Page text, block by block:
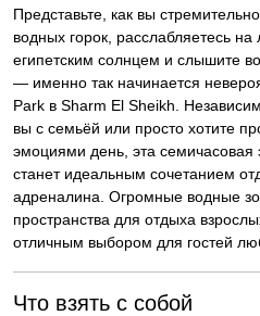
Представьте, как вы
водных горок, расслабляетесь
египетским солнцем и слышите
— именно так начинается
Park в Sharm El Sheikh .
вы с семьёй или просто хотите
эмоциями день, эта семичасовая
станет идеальным сочетанием
адреналина. Огромные водные
пространства для отдыха
отличным выбором для гостей
Что взять с собой